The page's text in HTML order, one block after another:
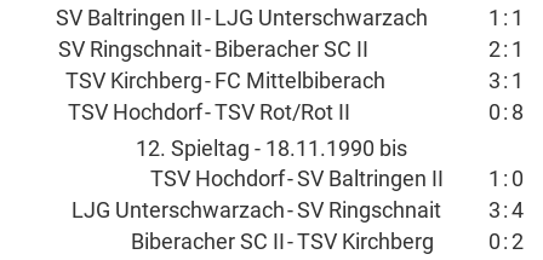
SV Baltringen II - LJG Unterschwarzach 1 : 1
SV Ringschnait- Biberacher SC II 2: 1
TSV Kirchberg- FC Mittelbiberach 3 : 1
TSV Hochdorf-TSV Rot/Rot II 0 : 8
12. Spieltag - 18.11.1990 bis
TSV Hochdorf-SV Baltringen II 1 : 0
LJG Unterschwarzach-SV Ringschnait 3 : 4
Biberacher SC II -TSV Kirchberg 0 : 2